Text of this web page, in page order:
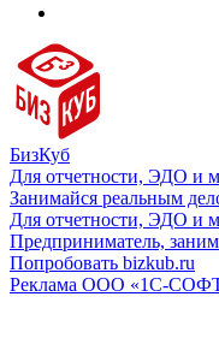
БизКуб
Для отчетности, ЭДО и
Занимайся реальным
Для отчетности, ЭДО и
Предприниматель,
Попробовать bizkub.ru
Реклама ООО «1С-